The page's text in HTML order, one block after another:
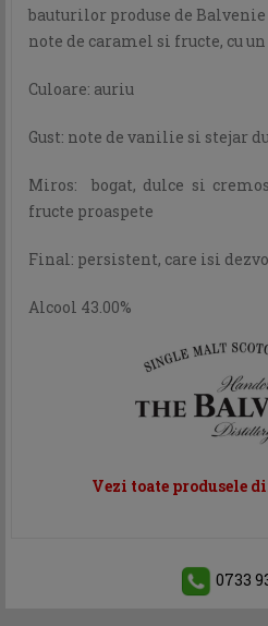
bauturilor produse de
note de caramel si fructe, cu
Culoare: auriu
Gust: note de vanilie si stejar
Miros: bogat, dulce si
fructe proaspete
Final: persistent, care isi
Alcool 43.00%
Vezi toate produsele
0733